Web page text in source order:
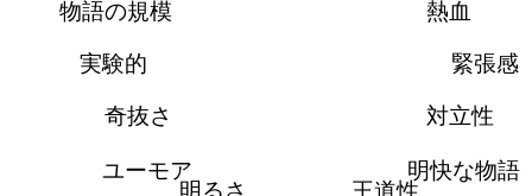
熱血
緊張感
対立性
明快な物語
王道性
明るさ
ユーモア
奇抜さ
実験的
物語の規模